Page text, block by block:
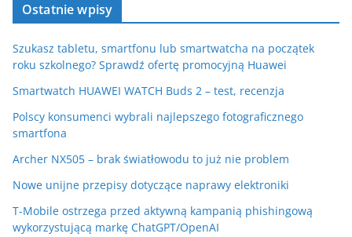
Ostatnie wpisy
Szukasz tabletu, smartfonu lub smartwatcha na początek
roku szkolnego? Sprawdź ofertę promocyjną Huawei
Smartwatch HUAWEI WATCH Buds 2 – test, recenzja
Polscy konsumenci wybrali najlepszego fotograficznego
smartfona
Archer NX505 – brak światłowodu to już nie problem
Nowe unijne przepisy dotyczące naprawy elektroniki
T-Mobile ostrzega przed aktywną kampanią phishingową
wykorzystującą markę ChatGPT/OpenAI